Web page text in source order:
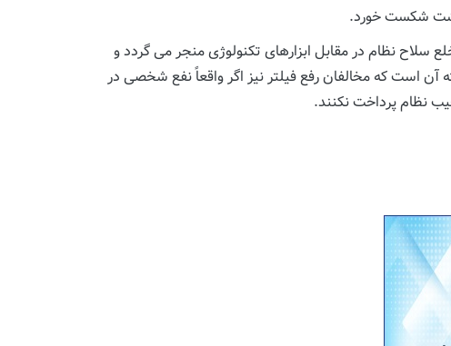
شکست خورد.
سلاح نظام در مقابل ابزارهای تکنولوژی منجر می گردد و
است که مخالفان رفع فیلتر نیز اگر واقعاً نفع شخصی در
نظام پرداخت نکنند.